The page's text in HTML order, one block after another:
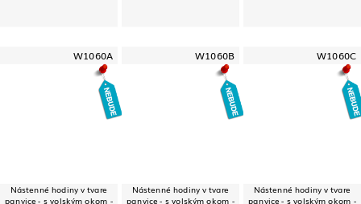
W1060A
Nástenné hodiny v tvare
panvice - s volským okom -
W1060B
Nástenné hodiny v tvare
panvice - s volským okom -
W1060C
Nástenné hodiny v tvare
panvice - s volským okom -